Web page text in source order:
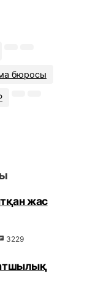
бюросы
жас
3229